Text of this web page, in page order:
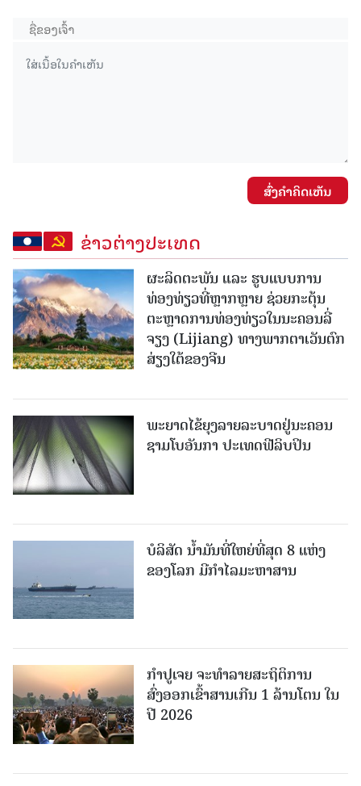
ສົ່ງຄໍາຄິດເຫັນ
ຂ່າວຕ່າງປະເທດ
ຜະລິດຕະພັນ ແລະ ຮູບແບບການ
ທ່ອງທ່ຽວທີ່ຫຼາກຫຼາຍ ຊ່ວຍກະຕຸ້ນ
ຕະຫຼາດການທ່ອງທ່ຽວໃນນະຄອນລີ່
ຈຽງ (Lijiang) ທາງພາກຕາເວັນຕົກ
ສ່ຽງໃຕ້ຂອງຈີນ
ພະຍາດໄຂ້ຍຸງລາຍລະບາດຢູ່ນະຄອນ
ຊາມໂບ​ອັນກາ ປະເທດຟີລິບປິນ
ບໍລິສັດ ນ້ຳມັນທີ່ໃຫຍ່ທີ່ສຸດ 8 ແຫ່ງ
ຂອງໂລກ ມີກຳໄລມະຫາສານ
ກຳປູເຈຍ ຈະທຳລາຍສະຖິຕິການ
ສົ່ງອອກເຂົ້າສານເກີນ 1 ລ້ານໂຕນ ໃນ
ປີ 2026